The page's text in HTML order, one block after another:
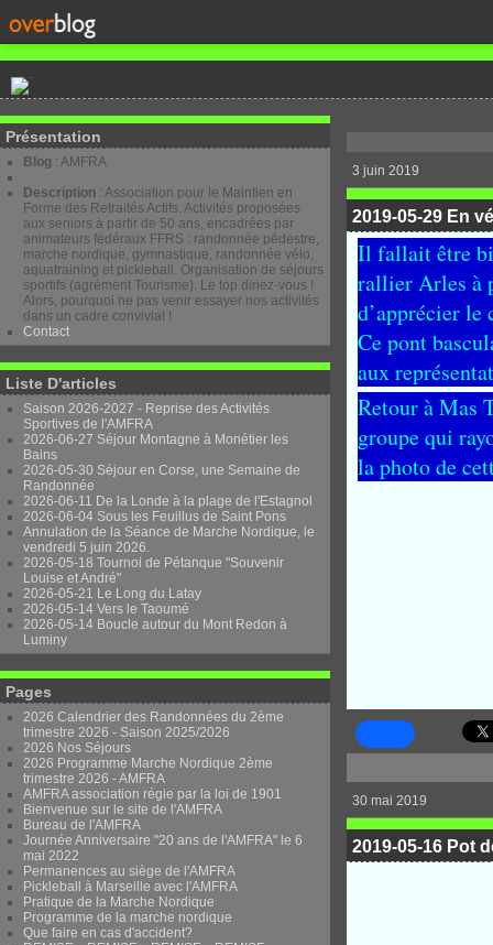
Présentation
Blog : AMFRA
Description : Association pour le Maintien en
Forme des Retraités Actifs. Activités proposées
aux seniors à partir de 50 ans, encadrées par
animateurs fédéraux FFRS : randonnée pédestre,
marche nordique, gymnastique, randonnée vélo,
aquatraining et pickleball. Organisation de séjours
sportifs (agrément Tourisme). Le top diriez-vous !
Alors, pourquoi ne pas venir essayer nos activités
dans un cadre convivial !
Contact
Liste D'articles
Saison 2026-2027 - Reprise des Activités
Sportives de l'AMFRA
2026-06-27 Séjour Montagne à Monétier les
Bains
2026-05-30 Séjour en Corse, une Semaine de
Randonnée
2026-06-11 De la Londe à la plage de l'Estagnol
2026-06-04 Sous les Feuillus de Saint Pons
Annulation de la Séance de Marche Nordique, le
vendredi 5 juin 2026.
2026-05-18 Tournoi de Pétanque "Souvenir
Louise et André"
2026-05-21 Le Long du Latay
2026-05-14 Vers le Taoumé
2026-05-14 Boucle autour du Mont Redon à
Luminy
Pages
2026 Calendrier des Randonnées du 2ème
trimestre 2026 - Saison 2025/2026
2026 Nos Séjours
2026 Programme Marche Nordique 2ème
trimestre 2026 - AMFRA
AMFRA association régie par la loi de 1901
Bienvenue sur le site de l'AMFRA
Bureau de l'AMFRA
Journée Anniversaire "20 ans de l'AMFRA" le 6
mai 2022
Permanences au siège de l'AMFRA
Pickleball à Marseille avec l'AMFRA
Pratique de la Marche Nordique
Programme de la marche nordique
Que faire en cas d'accident?
3 juin 2019
2019-05-29 En
Il fallait être
rallier Arles à
d’apprécier le
Ce pont
aux
Retour à Mas
groupe qui
la photo de
30 mai 2019
2019-05-16 Pot